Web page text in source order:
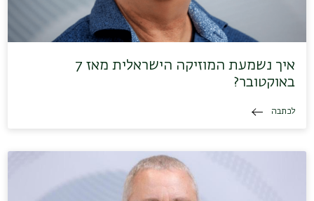
איך נשמעת המוזיקה הישראלית מאז 7
באוקטובר?
לכתבה